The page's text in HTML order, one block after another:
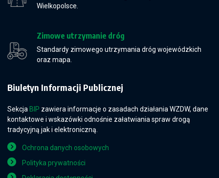
Wielkopolsce.
Zimowe utrzymanie dróg
Standardy zimowego utrzymania dróg wojewódzkich
oraz mapa.
Biuletyn Informacji Publicznej
Sekcja BIP zawiera informacje o zasadach działania WZDW, dane
kontaktowe i wskazówki odnośnie załatwiania spraw drogą
tradycyjną jak i elektroniczną.
Ochrona danych osobowych
Polityka prywatności